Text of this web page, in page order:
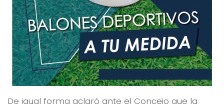
De igual forma aclaró ante el Concejo que la